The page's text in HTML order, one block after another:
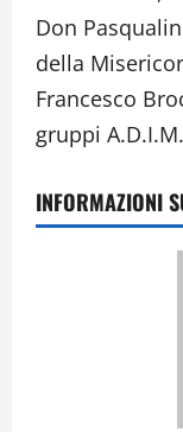
Don
della
Francesco
gruppi
INFORMAZIONI